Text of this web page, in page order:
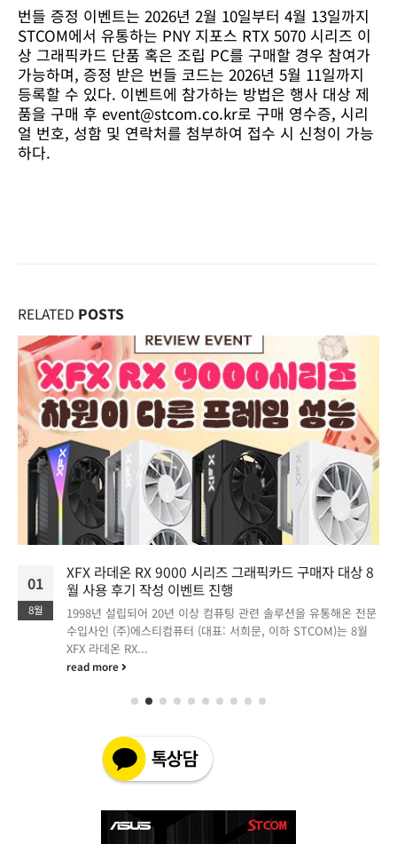
번들 증정 이벤트는 2026년 2월 10일부터 4월 13일까지
STCOM에서 유통하는 PNY 지포스 RTX 5070 시리즈 이
상 그래픽카드 단품 혹은 조립 PC를 구매할 경우 참여가
가능하며, 증정 받은 번들 코드는 2026년 5월 11일까지
등록할 수 있다. 이벤트에 참가하는 방법은 행사 대상 제
품을 구매 후 event@stcom.co.kr로 구매 영수증, 시리
얼 번호, 성함 및 연락처를 첨부하여 접수 시 신청이 가능
하다.
RELATED POSTS
01
8월
XFX 라데온 RX 9000 시리즈 그래픽카드 구매자 대상 8
월 사용 후기 작성 이벤트 진행
1998년 설립되어 20년 이상 컴퓨팅 관련 솔루션을 유통해온 전문
수입사인 (주)에스티컴퓨터 (대표: 서희문, 이하 STCOM)는 8월
XFX 라데온 RX...
read more